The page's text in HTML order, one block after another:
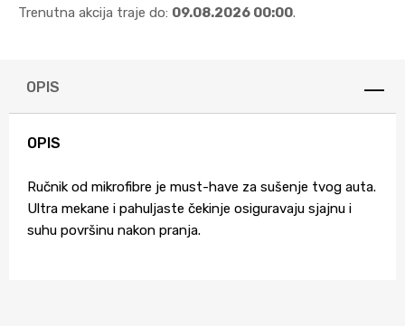
Trenutna akcija traje do: 09.08.2026 00:00.
OPIS
OPIS
Ručnik od mikrofibre je must-have za sušenje tvog auta.
Ultra mekane i pahuljaste čekinje osiguravaju sjajnu i
suhu površinu nakon pranja.